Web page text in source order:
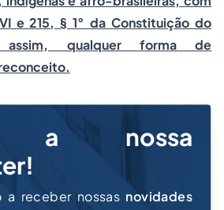
e 215, § 1° da Constituição do
assim, qualquer forma de
a nossa
a receber nossas novidades